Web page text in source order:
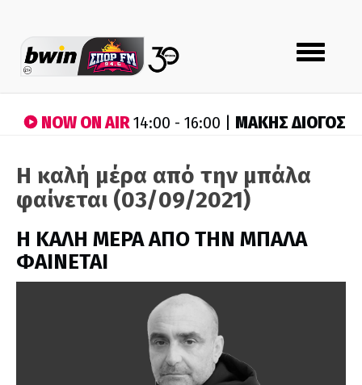
Toggle
navigation
NOW ON AIR14:00 - 16:00 | ΜΑΚΗΣ ΔΙΟΓΟΣ
Η καλή μέρα από την μπάλα
φαίνεται (03/09/2021)
H ΚΑΛΗ ΜΕΡΑ ΑΠΟ ΤΗΝ ΜΠΑΛΑ
ΦΑΙΝΕΤΑΙ